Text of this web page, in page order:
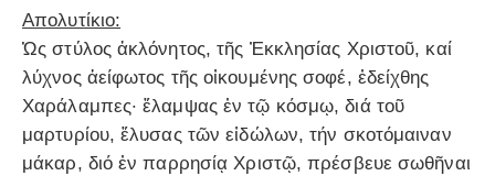
Απολυτίκιο:
Ὡς στύλος ἀκλόνητος, τῆς Ἐκκλησίας Χριστοῦ, καί
λύχνος ἀείφωτος τῆς οἰκουμένης σοφέ, ἐδείχθης
Χαράλαμπες· ἔλαμψας ἐν τῷ κόσμῳ, διά τοῦ
μαρτυρίου, ἔλυσας τῶν εἰδώλων, τήν σκοτόμαιναν
μάκαρ, διό ἐν παρρησίᾳ Χριστῷ, πρέσβευε σωθῆναι